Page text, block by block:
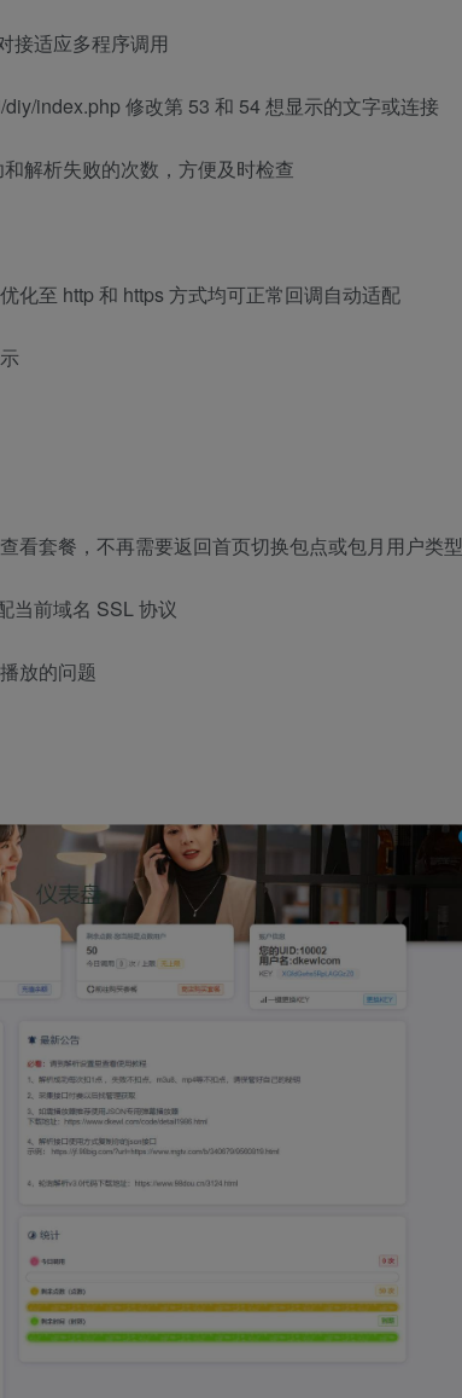
接适应多程序调用
index.php 修改第 53 和 54 想显示的文字或连接
解析失败的次数，方便及时检查
化至 http 和 https 方式均可正常回调自动适配
看套餐，不再需要返回首页切换包点或包月用户类型
当前域名 SSL 协议
放的问题